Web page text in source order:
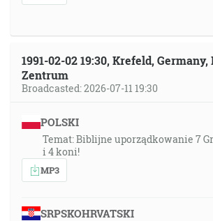
1991-02-02 19:30, Krefeld,
Zentrum
Broadcasted: 2026-07-11 19:30
POLSKI
Temat: Biblijne uporządkowanie 7
i 4 koni!
MP3
SRPSKOHRVATSKI